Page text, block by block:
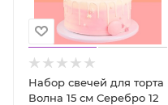
Набор свечей для торта
Волна 15 см Серебро 12